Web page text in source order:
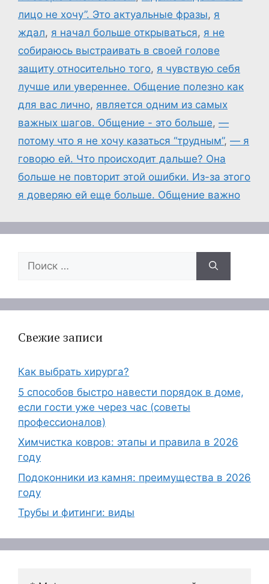
лицо не хочу”. Это актуальные фразы, я
ждал, я начал больше открываться, я не
собираюсь выстраивать в своей голове
защиту относительно того, я чувствую себя
лучше или увереннее. Общение полезно как
для вас лично, является одним из самых
важных шагов. Общение - это больше, —
потому что я не хочу казаться “трудным”, — я
говорю ей. Что происходит дальше? Она
больше не повторит этой ошибки. Из-за этого
я доверяю ей еще больше. Общение важно
Поиск:
Свежие записи
Как выбрать хирурга?
5 способов быстро навести порядок в доме,
если гости уже через час (советы
профессионалов)
Химчистка ковров: этапы и правила в 2026
году
Подоконники из камня: преимущества в 2026
году
Трубы и фитинги: виды